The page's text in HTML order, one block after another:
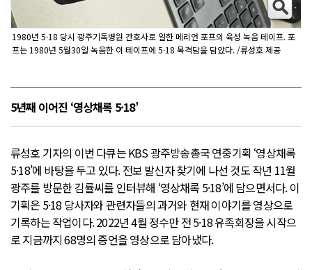
1980년 5·18 당시 광주기독병원 간호사로 일한 메리언 포프의 육성 녹음 테이프. 포
프는 1980년 5월30일 녹음한 이 테이프에 5·18 목격담을 담았다. /류성호 제공
5년째 이어진 ‘영상채록 5·18’
류성호 기자의 이번 다큐는 KBS 광주방송총국 연중기획 ‘영상채록
5·18’에 바탕을 두고 있다. 전보 발신자 찾기에 나선 것도 작년 11월
광주를 방문한 김률씨를 인터뷰해 ‘영상채록 5·18’에 담으면서다. 이
기획은 5·18 당사자와 관련자들의 과거와 현재 이야기를 영상으로
기록하는 작업이다. 2022년 4월 정수만 전 5·18 유족회장을 시작으
로 지금까지 68명의 증언을 영상으로 담아냈다.